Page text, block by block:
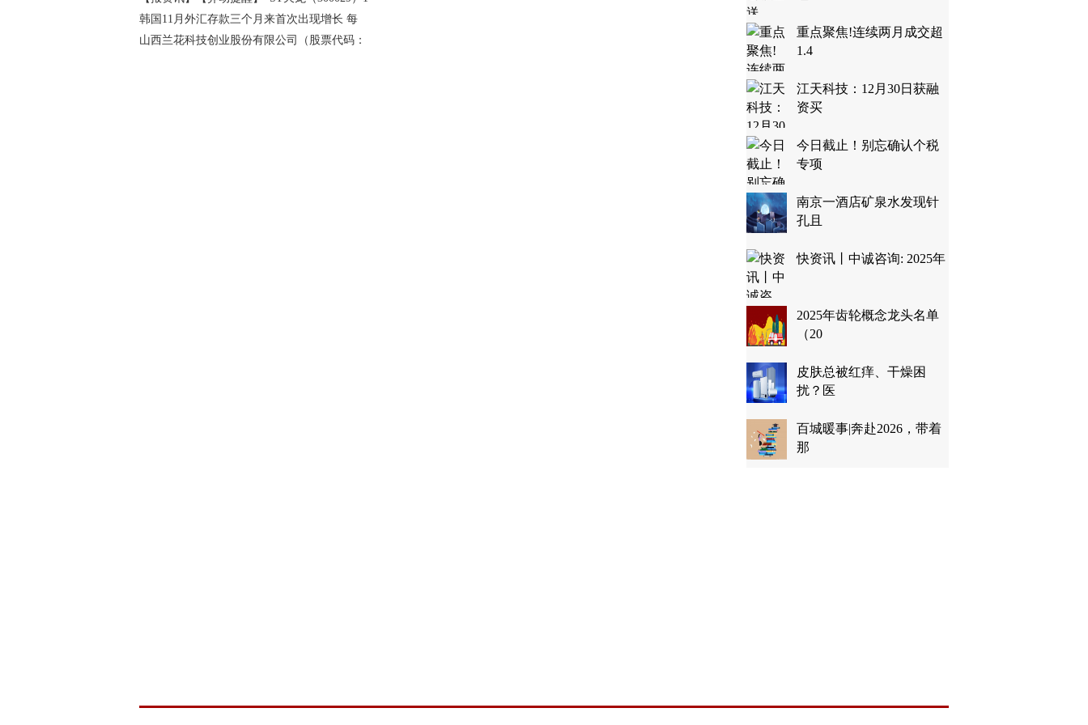
韩国11月外汇存款三个月来首次出现增长 每
山西兰花科技创业股份有限公司（股票代码：
重点聚焦!连续两月成交超
1.4
江天科技：12月30日获融
资买
今日截止！别忘确认个税
专项
南京一酒店矿泉水发现针
孔且
快资讯丨中诚咨询: 2025年
2025年齿轮概念龙头名单
（20
皮肤总被红痒、干燥困
扰？医
百城暖事|奔赴2026，带着
那